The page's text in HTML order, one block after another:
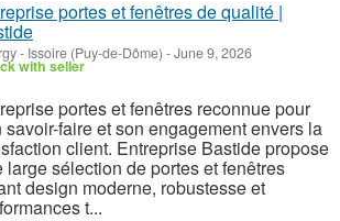
portes et fenêtres de qualité |
- Issoire (Puy-de-Dôme) -June 9, 2026
with seller
portes et fenêtres reconnue pour
savoir-faire et son engagement envers la
client. Entreprise Bastide propose
large sélection de portes et fenêtres
design moderne, robustesse et
t...